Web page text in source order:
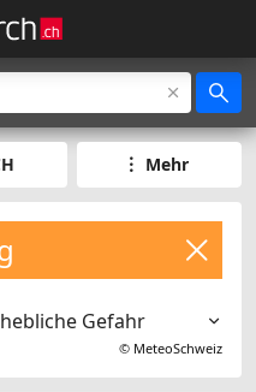
Mehr
Gefahr
© MeteoSchweiz